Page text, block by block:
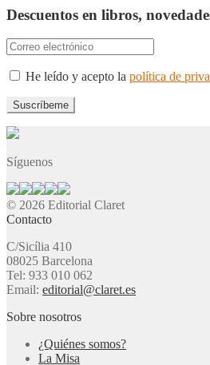
Descuentos en libros,
He leído y acepto la política de
Síguenos
© 2026 Editorial Claret
Contacto
C/Sicília 410
08025 Barcelona
Tel: 933 010 062
Email: editorial@claret.es
Sobre nosotros
¿Quiénes somos?
La Misa